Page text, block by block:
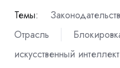
Темы:
Отрасль
искусственный интеллект